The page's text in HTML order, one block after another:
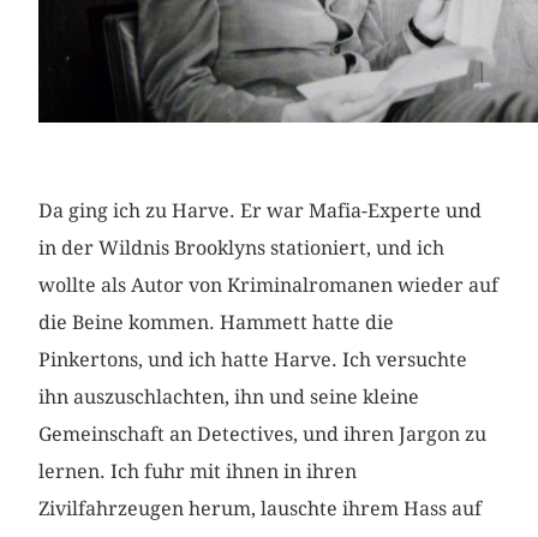
Da ging ich zu Harve. Er war Mafia-Experte und
in der Wildnis Brooklyns stationiert, und ich
wollte als Autor von Kriminalromanen wieder auf
die Beine kommen. Hammett hatte die
Pinkertons, und ich hatte Harve. Ich versuchte
ihn auszuschlachten, ihn und seine kleine
Gemeinschaft an Detectives, und ihren Jargon zu
lernen. Ich fuhr mit ihnen in ihren
Zivilfahrzeugen herum, lauschte ihrem Hass auf